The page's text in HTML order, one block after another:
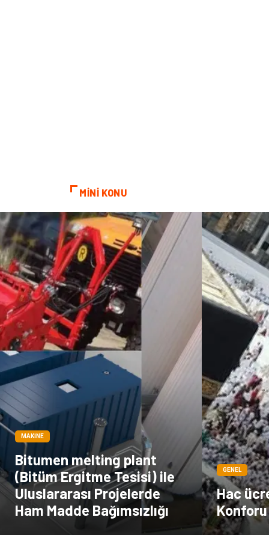
MİNİ KONU
MAKINE
Bitumen melting plant
(Bitüm Ergitme Tesisi) ile
Uluslararası Projelerde
Ham Madde Bağımsızlığı
GENEL
Hac